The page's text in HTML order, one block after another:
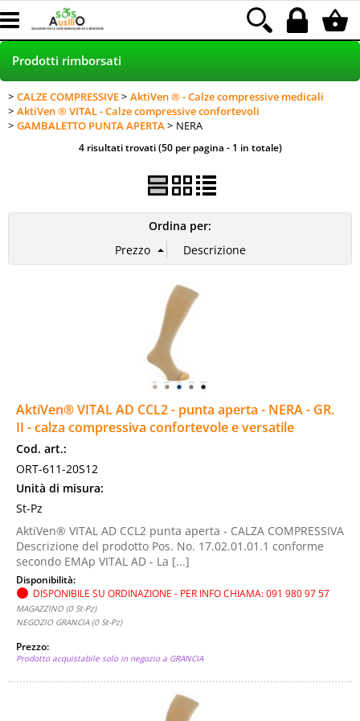
HOME
PRODOTTI NEI NEGOZI
POLTRONE RELAX - SCONTO 30%
INCONTINENZA RIMBORSATA LAMal
NOLEGGIO
Prodotti rimborsati
PUNTI VENDITA
CALZE COMPRESSIVE
AktiVen ® - Calze compressive medicali
AktiVen ® VITAL - Calze compressive confortevoli
GAMBALETTO PUNTA APERTA
NERA
4 risultati trovati (50 per pagina - 1 in totale)
Ordina per:
AktiVen® VITAL AD CCL2 - punta aperta - NERA - GR.
II - calza compressiva confortevole e versatile
Cod. art.:
ORT-611-20S12
Unità di misura:
St-Pz
AktiVen® VITAL AD CCL2 punta aperta - CALZA COMPRESSIVA
Descrizione del prodotto Pos. No. 17.02.01.01.1 conforme
secondo EMAp VITAL AD - La [...]
Disponibilità:
DISPONIBILE SU ORDINAZIONE - PER INFO CHIAMA: 091 980 97 57
MAGAZZINO (0 St-Pz)
NEGOZIO GRANCIA (0 St-Pz)
Prezzo:
Prodotto acquistabile solo in negozio a GRANCIA